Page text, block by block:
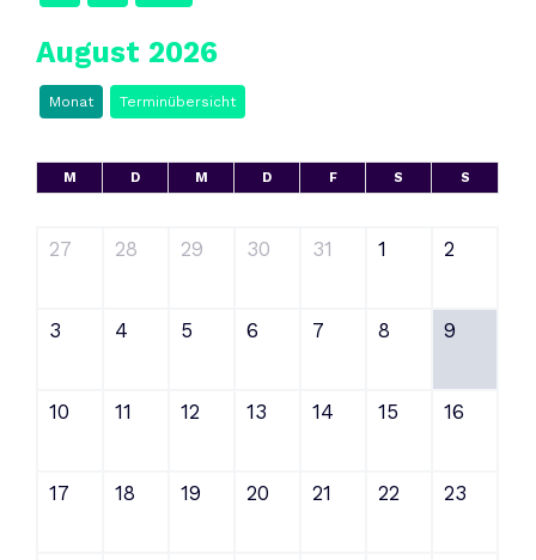
August 2026
Monat Terminübersicht
M D M D F S S
27 28 29 30 31 1 2
3 4 5 6 7 8 9
10 11 12 13 14 15 16
17 18 19 20 21 22 23